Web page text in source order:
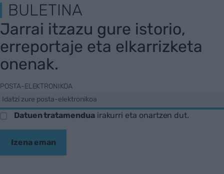
BULETINA
Jarrai itzazu gure istorio,
erreportaje eta elkarrizketa
onenak.
POSTA-ELEKTRONIKOA
Datuen tratamenduairakurri eta onartzen dut.
Izena eman